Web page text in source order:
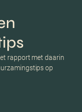
rapport met daarin
op